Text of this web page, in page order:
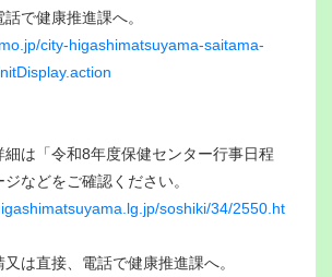
で健康推進課へ。
city-higashimatsuyama-saitama-
は「令和8年度保健センター行事日程
などをご確認ください。
soshiki/34/2550.ht
は直接、電話で健康推進課へ。